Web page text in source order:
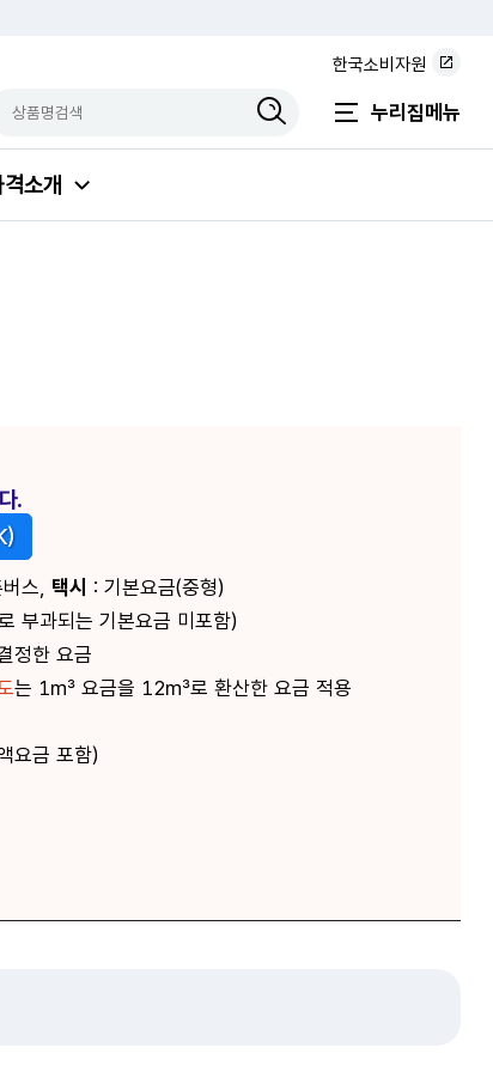
한국소비자원
누리집메뉴
소개
.
스, 택시 : 기본요금(중형)
부과되는 기본요금 미포함)
정한 요금
는 1㎥ 요금을 12㎥로 환산한 요금 적용
요금 포함)